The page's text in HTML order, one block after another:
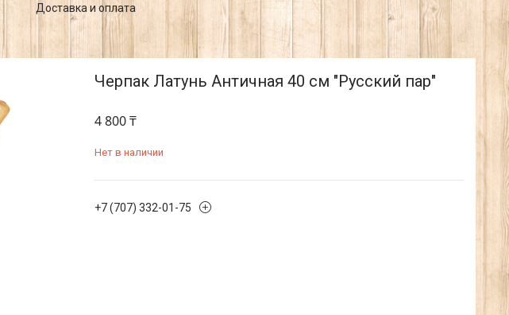
Доставка и оплата
Черпак Латунь Античная 40 см "Русский пар"
4 800 ₸
Нет в наличии
+7 (707) 332-01-75